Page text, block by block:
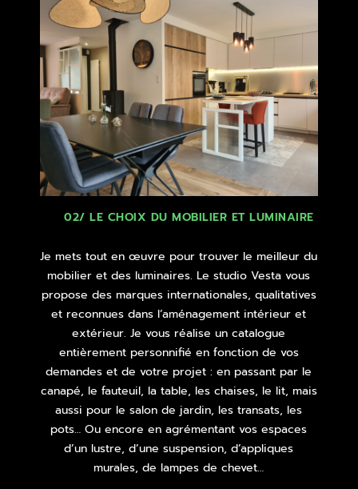
02/ LE CHOIX DU MOBILIER ET LUMINAIRE
Je mets tout en œuvre pour trouver le meilleur du
mobilier et des luminaires. Le studio Vesta vous
propose des marques internationales, qualitatives
et reconnues dans l’aménagement intérieur et
extérieur. Je vous réalise un catalogue
entièrement personnifié en fonction de vos
demandes et de votre projet : en passant par le
canapé, le fauteuil, la table, les chaises, le lit, mais
aussi pour le salon de jardin, les transats, les
pots… Ou encore en agrémentant vos espaces
d’un lustre, d’une suspension, d’appliques
murales, de lampes de chevet…